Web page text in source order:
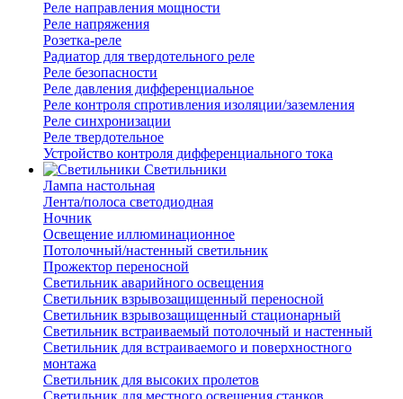
Реле направления мощности
Реле напряжения
Розетка-реле
Радиатор для твердотельного реле
Реле безопасности
Реле давления дифференциальное
Реле контроля спротивления изоляции/заземления
Реле синхронизации
Реле твердотельное
Устройство контроля дифференциального тока
Светильники
Лампа настольная
Лента/полоса светодиодная
Ночник
Освещение иллюминационное
Потолочный/настенный светильник
Прожектор переносной
Светильник аварийного освещения
Светильник взрывозащищенный переносной
Светильник взрывозащищенный стационарный
Светильник встраиваемый потолочный и настенный
Светильник для встраиваемого и поверхностного
монтажа
Светильник для высоких пролетов
Светильник для местного освещения станков